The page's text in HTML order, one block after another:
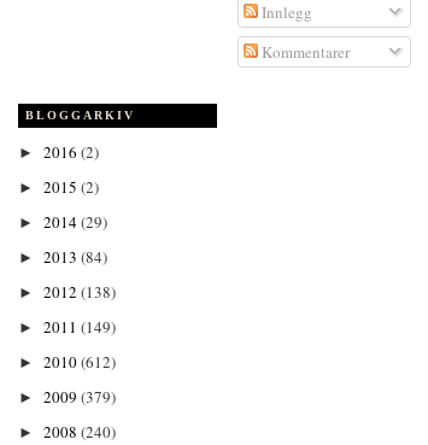
BLOGGARKIV
► 2016 (2)
► 2015 (2)
► 2014(29)
► 2013 (84)
► 2012 (138)
► 2011 (149)
► 2010(612)
► 2009 (379)
► 2008 (240)
Innlegg
Kommentarer